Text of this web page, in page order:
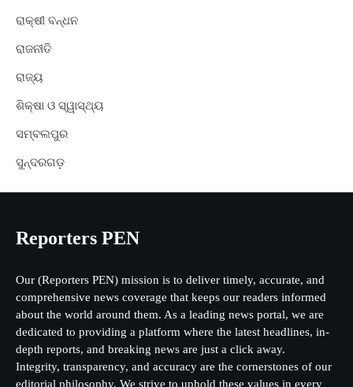
ରାକ୍ଷୀ ବନ୍ଧନ
ରାଜନୀତି
ରାଜ୍ୟ
ଶିକ୍ଷା ଓ ସ୍ୱାସ୍ଥ୍ୟ
ସମ୍ବଲପୁର
ସୁନ୍ଦରଗଡ଼
Reporters PEN
Our (Reporters PEN) mission is to deliver timely, accurate, and
comprehensive news coverage that keeps our readers informed
about the world around them. As a leading news portal, we are
dedicated to providing a platform where the latest headlines, in-
depth reports, and breaking news are just a click away.
Integrity, transparency, and accuracy are the cornerstones of our
editorial philosophy. We strive to uphold these values in every